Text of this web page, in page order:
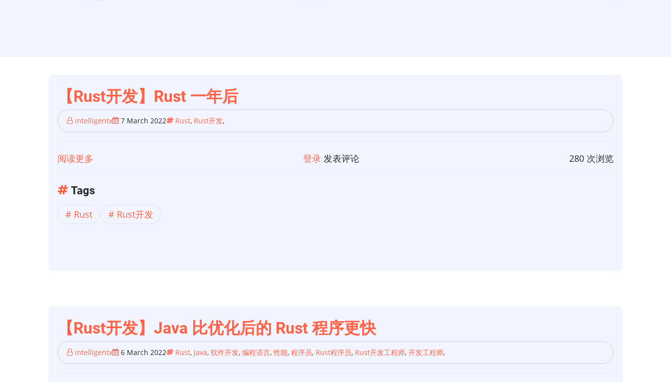
【Rust开发】Rust 一年后
intelligentx 7 March 2022 Rust, Rust开发,
阅读更多
【Rust
发】
登录 发表评论 280 次浏览
Tags
Rust Rust开发
【Rust开发】Java 比优化后的 Rust 程序更快
intelligentx 6 March 2022 Rust, java, 软件开发, 编程语言,性能, 程序员, Rust程序员, Rust开发工程师, 开发工程师,